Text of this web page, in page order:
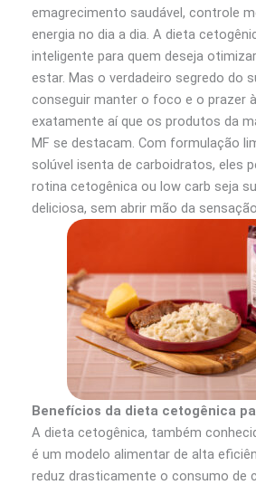
emagrecimento saudável, controle
energia no dia a dia. A dieta
inteligente para quem deseja
estar. Mas o verdadeiro segredo do
conseguir manter o foco e o prazer
exatamente aí que os produtos da
MF se destacam. Com formulação
solúvel isenta de carboidratos, eles
rotina cetogênica ou low carb seja
deliciosa, sem abrir mão da
Benefícios da dieta cetogênica
A dieta cetogênica, também
é um modelo alimentar de alta
reduz drasticamente o consumo de